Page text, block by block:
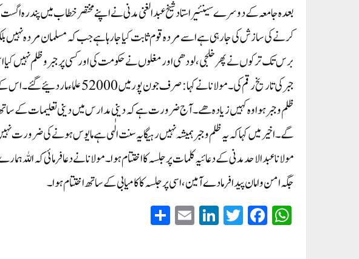
بعدہ جامعہ کے دوسرے سینئیر استاد شیخ عبدالغنی مدنی نے اپنے مختصر خطاب میں پندرہ
ظلم و جبر ہوا وہ کہیں زیادہ ھے۔ آج ضرورت ہے کہ دینی مدارس میں دینی تعلیمات کے
گے۔ اخیر میں کہا کہ یہ ظلم و جبر ہمیشہ نہیں رہیگا یہ سنت الٰہی ہے مایوس ہونے کی ضرورت
مولانا عبدالاحد مدنی کے دعائیہ کلمات پر جلسہ کا اختتام ہوا۔ مولانا نے دعا فرمائی کہ
جگہ امن وامان پیدا فر ما دے آمین ،اسی پر جلسہ کا کامیابی کے ساتھ اختتام ہوا ۔
W
ha
Fa
ce
T
wi
Li
nk
E
m